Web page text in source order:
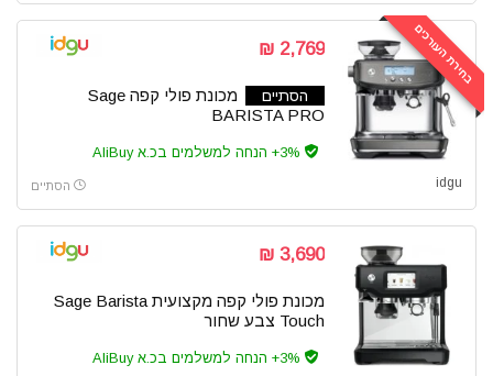
בחירת העורכים 2,769 ₪
הסתיים
מכונת פולי קפה Sage
BARISTA PRO
idgu הסתיים
3,690 ₪
מכונת פולי קפה מקצועית Sage Barista
Touch צבע שחור